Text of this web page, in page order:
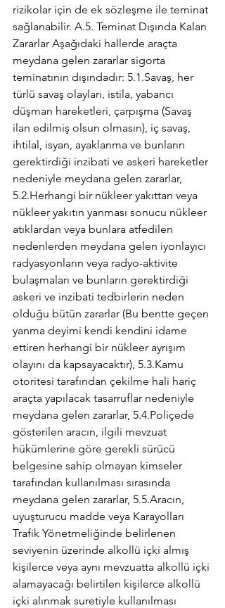
rizikolar için de ek sözleşme ile teminat
sağlanabilir. A.5. Teminat Dışında Kalan
Zararlar Aşağıdaki hallerde araçta
meydana gelen zararlar sigorta
teminatının dışındadır: 5.1.Savaş, her
türlü savaş olayları, istila, yabancı
düşman hareketleri, çarpışma (Savaş
ilan edilmiş olsun olmasın), iç savaş,
ihtilal, isyan, ayaklanma ve bunların
gerektirdiği inzibati ve askeri hareketler
nedeniyle meydana gelen zararlar,
5.2.Herhangi bir nükleer yakıttan veya
nükleer yakıtın yanması sonucu nükleer
atıklardan veya bunlara atfedilen
nedenlerden meydana gelen iyonlayıcı
radyasyonların veya radyo-aktivite
bulaşmaları ve bunların gerektirdiği
askeri ve inzibati tedbirlerin neden
olduğu bütün zararlar (Bu bentte geçen
yanma deyimi kendi kendini idame
ettiren herhangi bir nükleer ayrışım
olayını da kapsayacaktır), 5.3.Kamu
otoritesi tarafından çekilme hali hariç
araçta yapılacak tasarruflar nedeniyle
meydana gelen zararlar, 5.4.Poliçede
gösterilen aracın, ilgili mevzuat
hükümlerine göre gerekli sürücü
belgesine sahip olmayan kimseler
tarafından kullanılması sırasında
meydana gelen zararlar, 5.5.Aracın,
uyuşturucu madde veya Karayolları
Trafik Yönetmeliğinde belirlenen
seviyenin üzerinde alkollü içki almış
kişilerce veya aynı mevzuatta alkollü içki
alamayacağı belirtilen kişilerce alkollü
içki alınmak suretiyle kullanılması